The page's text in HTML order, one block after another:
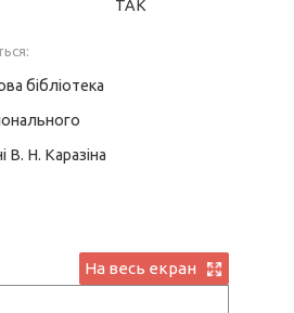
ТАК
бібліотека
В. Н. Каразіна
На весь екран